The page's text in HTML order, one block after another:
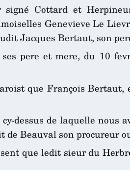
Cottard et
Genevieve Le
Jacques Bertaut, son
pere et mere, du 10
que François Bertaut,
dessus de laquelle nous
Beauval son procureur
que ledit sieur du